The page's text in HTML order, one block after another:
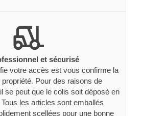
et sécurisé
votre accès est vous confirme la
Pour des raisons de
se peut que le colis soit déposé en
les articles sont emballés
scellées pour une bonne